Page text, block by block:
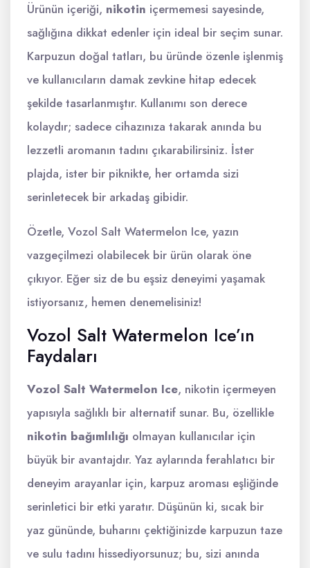
Ürünün içeriği, nikotin içermemesi sayesinde,
sağlığına dikkat edenler için ideal bir seçim sunar.
Karpuzun doğal tatları, bu üründe özenle işlenmiş
ve kullanıcıların damak zevkine hitap edecek
şekilde tasarlanmıştır. Kullanımı son derece
kolaydır; sadece cihazınıza takarak anında bu
lezzetli aromanın tadını çıkarabilirsiniz. İster
plajda, ister bir piknikte, her ortamda sizi
serinletecek bir arkadaş gibidir.
Özetle, Vozol Salt Watermelon Ice, yazın
vazgeçilmezi olabilecek bir ürün olarak öne
çıkıyor. Eğer siz de bu eşsiz deneyimi yaşamak
istiyorsanız, hemen denemelisiniz!
Vozol Salt Watermelon Ice’ın
Faydaları
Vozol Salt Watermelon Ice, nikotin içermeyen
yapısıyla sağlıklı bir alternatif sunar. Bu, özellikle
nikotin bağımlılığı olmayan kullanıcılar için
büyük bir avantajdır. Yaz aylarında ferahlatıcı bir
deneyim arayanlar için, karpuz aroması eşliğinde
serinletici bir etki yaratır. Düşünün ki, sıcak bir
yaz gününde, buharını çektiğinizde karpuzun taze
ve sulu tadını hissediyorsunuz; bu, sizi anında